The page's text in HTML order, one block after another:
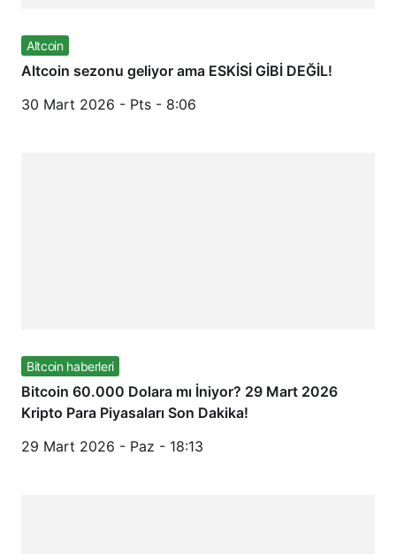
Altcoin
Altcoin sezonu geliyor ama ESKİSİ GİBİ DEĞİL!
30 Mart 2026 - Pts - 8:06
Bitcoin haberleri
Bitcoin 60.000 Dolara mı İniyor? 29 Mart 2026
Kripto Para Piyasaları Son Dakika!
29 Mart 2026 - Paz - 18:13